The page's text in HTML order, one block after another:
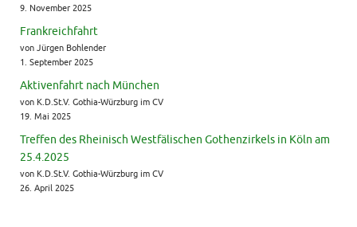
9. November 2025
Frankreichfahrt
von Jürgen Bohlender
1. September 2025
Aktivenfahrt nach München
von K.D.St.V. Gothia-Würzburg im CV
19. Mai 2025
Treffen des Rheinisch Westfälischen Gothenzirkels in Köln am
25.4.2025
von K.D.St.V. Gothia-Würzburg im CV
26. April 2025